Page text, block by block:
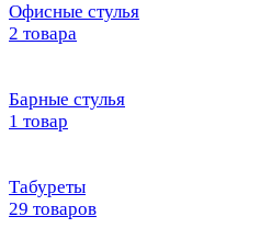
Офисные стулья
2 товара
Барные стулья
1 товар
Табуреты
29 товаров